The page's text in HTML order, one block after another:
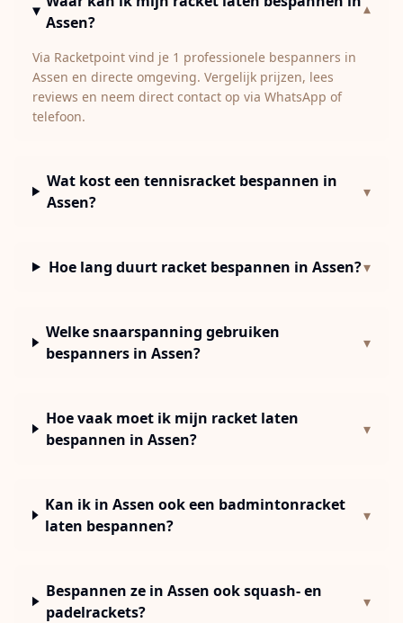
Assen?
▾
Via Racketpoint vind je 1 professionele bespanners in
Assen en directe omgeving. Vergelijk prijzen, lees
reviews en neem direct contact op via WhatsApp of
telefoon.
Wat kost een tennisracket bespannen in
Assen?
▾
Hoe lang duurt racket bespannen in Assen?▾
Welke snaarspanning gebruiken
bespanners in Assen?
▾
Hoe vaak moet ik mijn racket laten
bespannen in Assen?
▾
Kan ik in Assen ook een badmintonracket
laten bespannen?
▾
Bespannen ze in Assen ook squash- en
padelrackets?
▾